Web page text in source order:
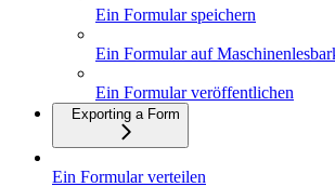
Ein Formular speichern
Ein Formular auf
Ein Formular veröffentlichen
Exporting a Form
Ein Formular verteilen